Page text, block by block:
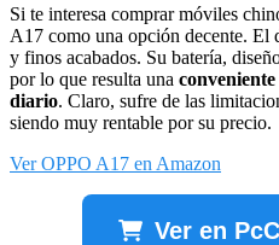
Si te interesa comprar móviles
A17 como una opción decente.
y finos acabados. Su batería,
por lo que resulta una
diario. Claro, sufre de las
siendo muy rentable por su precio.
Ver OPPO A17 en Amazon
Ver en